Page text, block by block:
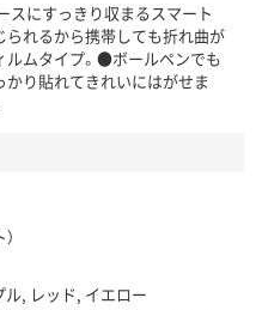
にすっきり収まるスマート
られるから携帯しても折れ曲が
ムタイプ。●ボールペンでも
り貼れてきれいにはがせま
ル, レッド, イエロー